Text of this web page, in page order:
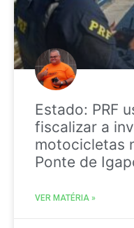
Estado: PRF
fiscalizar a
motocicletas
Ponte de
VER MATÉRIA »